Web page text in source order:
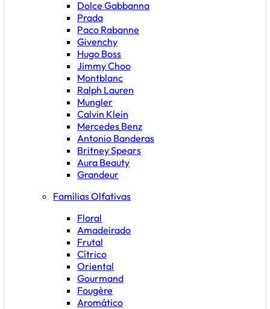
Dolce Gabbanna
Prada
Paco Rabanne
Givenchy
Hugo Boss
Jimmy Choo
Montblanc
Ralph Lauren
Mungler
Calvin Klein
Mercedes Benz
Antonio Banderas
Britney Spears
Aura Beauty
Grandeur
Famílias Olfativas
Floral
Amadeirado
Frutal
Cítrico
Oriental
Gourmand
Fougère
Aromático